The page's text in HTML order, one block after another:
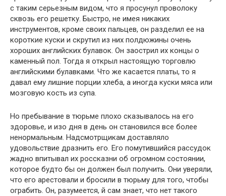
с таким серьезным видом, что я просунул проволоку
сквозь его решетку. Быстро, не имея никаких
инструментов, кроме своих пальцев, он разделил ее на
короткие куски и скрутил из них полдюжины очень
хороших английских булавок. Он заострил их концы о
каменный пол. Тогда я открыл настоящую торговлю
английскими булавками. Что же касается платы, то я
давал ему лишние порции хлеба, а иногда куски мяса или
мозговую кость из супа.
Но пребывание в тюрьме плохо сказывалось на его
здоровье, и изо дня в день он становился все более
ненормальным. Надсмотрщикам доставляло
удовольствие дразнить его. Его помутившийся рассудок
жадно впитывал их россказни об огромном состоянии,
которое будто бы он должен был получить. Они уверяли,
что его арестовали и бросили в тюрьму для того, чтобы
ограбить. Он, разумеется, й сам знает, что нет такого